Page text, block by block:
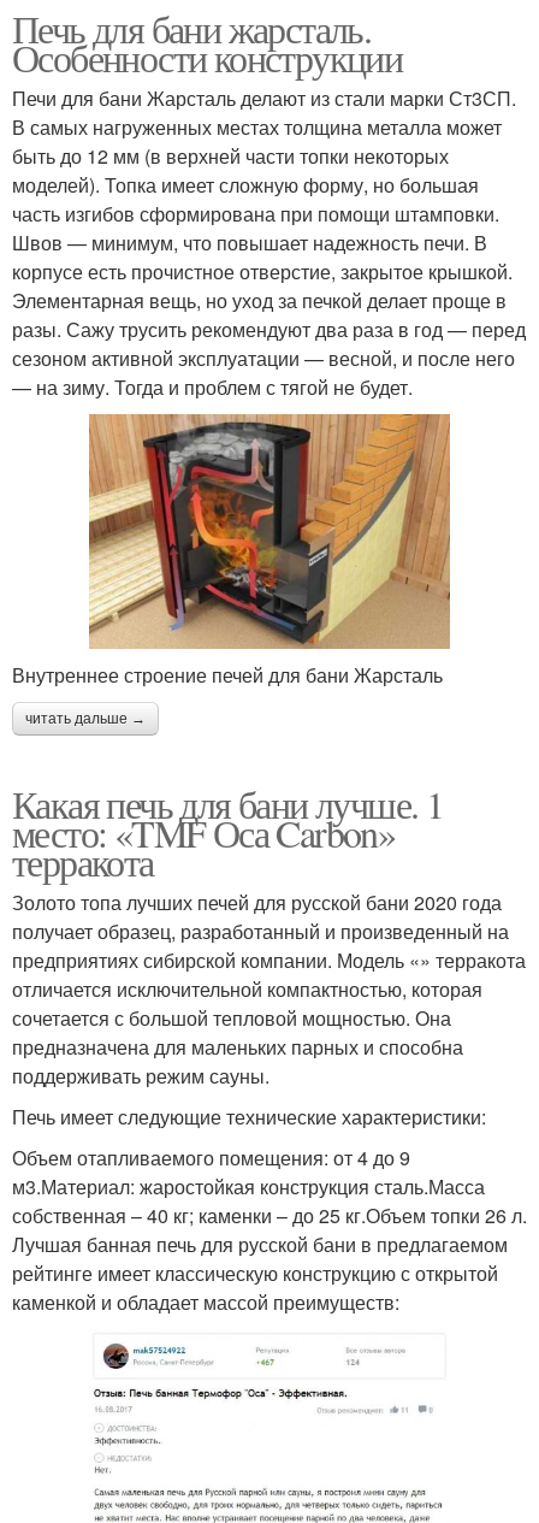
Печь для бани жарсталь.
Особенности конструкции
Печи для бани Жарсталь делают из стали марки Ст3СП.
В самых нагруженных местах толщина металла может
быть до 12 мм (в верхней части топки некоторых
моделей). Топка имеет сложную форму, но большая
часть изгибов сформирована при помощи штамповки.
Швов — минимум, что повышает надежность печи. В
корпусе есть прочистное отверстие, закрытое крышкой.
Элементарная вещь, но уход за печкой делает проще в
разы. Сажу трусить рекомендуют два раза в год — перед
сезоном активной эксплуатации — весной, и после него
— на зиму. Тогда и проблем с тягой не будет.
Внутреннее строение печей для бани Жарсталь
читать дальше →
Какая печь для бани лучше. 1
место: «TMF Оса Carbon»
терракота
Золото топа лучших печей для русской бани 2020 года
получает образец, разработанный и произведенный на
предприятиях сибирской компании. Модель «» терракота
отличается исключительной компактностью, которая
сочетается с большой тепловой мощностью. Она
предназначена для маленьких парных и способна
поддерживать режим сауны.
Печь имеет следующие технические характеристики:
Объем отапливаемого помещения: от 4 до 9
м3.Материал: жаростойкая конструкция сталь.Масса
собственная – 40 кг; каменки – до 25 кг.Объем топки 26 л.
Лучшая банная печь для русской бани в предлагаемом
рейтинге имеет классическую конструкцию с открытой
каменкой и обладает массой преимуществ: